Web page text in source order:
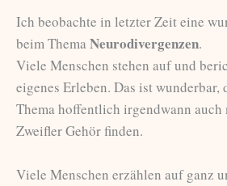
Ich beobachte in letzter Zeit eine
beim Thema Neurodivergenzen.
Viele Menschen stehen auf und
eigenes Erleben. Das ist wunderbar,
Thema hoffentlich irgendwann auch
Zweifler Gehör finden.
Viele Menschen erzählen auf ganz